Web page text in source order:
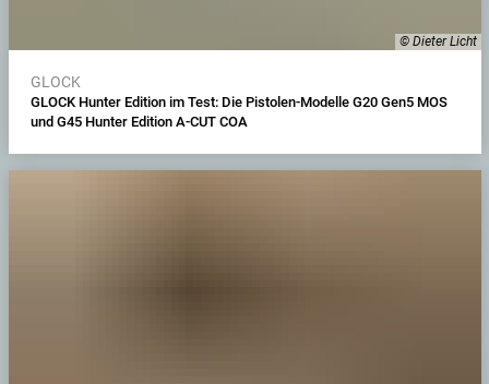
© Dieter Licht
GLOCK
GLOCK Hunter Edition im Test: Die Pistolen-Modelle G20 Gen5 MOS
und G45 Hunter Edition A-CUT COA